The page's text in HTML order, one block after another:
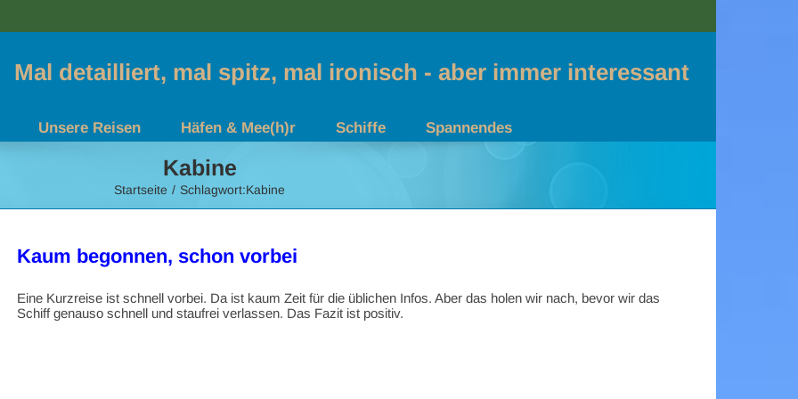
Mal detailliert, mal spitz, mal ironisch - aber immer interessant
Unsere Reisen Häfen & Mee(h)r Schiffe Spannendes
Kabine
Startseite Schlagwort:Kabine
Kaum begonnen, schon vorbei
Eine Kurzreise ist schnell vorbei. Da ist kaum Zeit für die üblichen Infos. Aber das holen wir nach, bevor wir das
Schiff genauso schnell und staufrei verlassen. Das Fazit ist positiv.